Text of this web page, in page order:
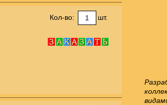
Кол-во: шт.